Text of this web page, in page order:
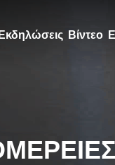
Εκδηλώσεις Βίντεο